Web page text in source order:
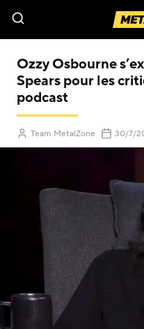
Ozzy Osbourne
Spears pour les
podcast
Team MetalZone 30/7/